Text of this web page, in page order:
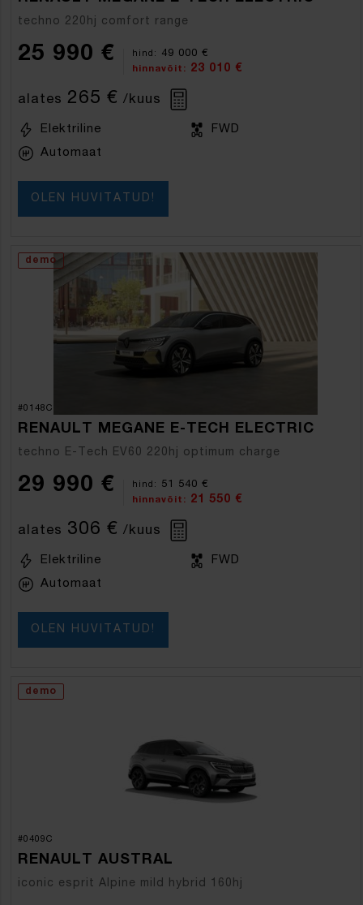
techno 220hj comfort range
25 990 € hind: 49 000 €
hinnavõit: 23 010 €
alates 265 € /kuus
Elektriline
FWD
Automaat
OLEN HUVITATUD!
demo
#0148C
RENAULT MEGANE E-TECH ELECTRIC
techno E-Tech EV60 220hj optimum charge
29 990 € hind: 51 540 €
hinnavõit: 21 550 €
alates 306 € /kuus
Elektriline
FWD
Automaat
OLEN HUVITATUD!
demo
#0409C
RENAULT AUSTRAL
iconic esprit Alpine mild hybrid 160hj